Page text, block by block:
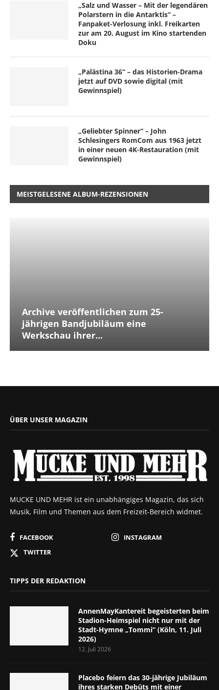
„Salz und Wasser – Mit der legendären
Polarstern in die Antarktis“ –
Fanpaket-Verlosung inkl. Freikarten
zur am 20. August im Kino startenden
Doku
„Palästina 36“ – das Historien-Drama
jetzt auf DVD sowie digital (mit
Gewinnspiel)
„Geliebter Spinner“ – John
Schlesingers RomCom aus 1963 jetzt
in einer neuen 4K-Restauration (mit
Gewinnspiel)
MEISTGELESENE ALBUM-REZENSIONEN
Archive veröffentlichen zum 25-
jährigen Bandjubiläum eine
Werkschau ihrer...
ÜBER UNSER MAGAZIN
MUCKE UND MEHR ist ein unabhängiges Magazin, das sich
Musik, Film und Themen aus dem Freizeit-Bereich widmet.
FACEBOOK
INSTAGRAM
TWITTER
TIPPS DER REDAKTION
AnnenMayKantereit begeisterten beim
Stadion-Heimspiel nicht nur mit der
Stadt-Hymne „Tommi“ (Köln, 11. Juli
2026)
12. Juli 2026
Placebo feiern das 30-jährige Jubiläum
ihres starken Debüts mit einer